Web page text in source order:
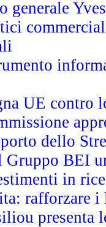
generale
UE contro
dello
Gruppo BEI
in
rafforzare